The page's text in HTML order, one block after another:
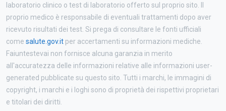
laboratorio clinico o test di laboratorio offerto sul proprio sito. Il
proprio medico è responsabile di eventuali trattamenti dopo aver
ricevuto risultati dei test. Si prega di consultare le fonti ufficiali
come salute.gov.it per accertamenti su informazioni mediche.
Faiuntestevai non fornisce alcuna garanzia in merito
all'accuratezza delle informazioni relative alle informazioni user-
generated pubblicate su questo sito. Tutti i marchi, le immagini di
copyright, i marchi e i loghi sono di proprietà dei rispettivi proprietari
e titolari dei diritti.